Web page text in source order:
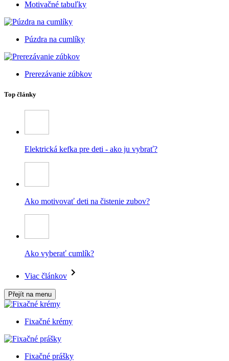
Motivačné tabuľky
Púzdra na cumlíky
Prerezávanie zúbkov
Top články
Elektrická kefka pre deti - ako ju vybrať?
Ako motivovať deti na čistenie zubov?
Ako vyberať cumlík?
Viac článkov
Přejít na menu
Fixačné krémy
Fixačné prášky